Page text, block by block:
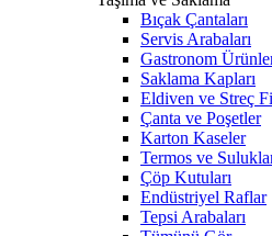
Bıçak Çantaları
Servis Arabaları
Gastronom
Saklama Kapları
Eldiven ve Streç
Çanta ve Poşetler
Karton Kaseler
Termos ve
Çöp Kutuları
Endüstriyel Raflar
Tepsi Arabaları